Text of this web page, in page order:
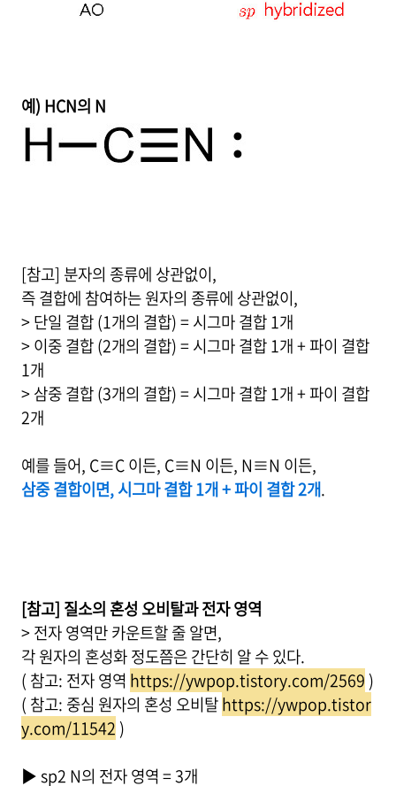
예) HCN의 N
[참고] 분자의 종류에 상관없이,
즉 결합에 참여하는 원자의 종류에 상관없이,
> 단일 결합 (1개의 결합) = 시그마 결합 1개
> 이중 결합 (2개의 결합) = 시그마 결합 1개 + 파이 결합
1개
> 삼중 결합 (3개의 결합) = 시그마 결합 1개 + 파이 결합
2개
예를 들어, C≡C 이든, C≡N 이든, N≡N 이든,
삼중 결합이면, 시그마 결합 1개 + 파이 결합 2개.
[참고] 질소의 혼성 오비탈과 전자 영역
> 전자 영역만 카운트할 줄 알면,
각 원자의 혼성화 정도쯤은 간단히 알 수 있다.
( 참고: 전자 영역 https://ywpop.tistory.com/2569 )
( 참고: 중심 원자의 혼성 오비탈https://ywpop.tistor
y.com/11542 )
▶ sp2 N의 전자 영역 = 3개